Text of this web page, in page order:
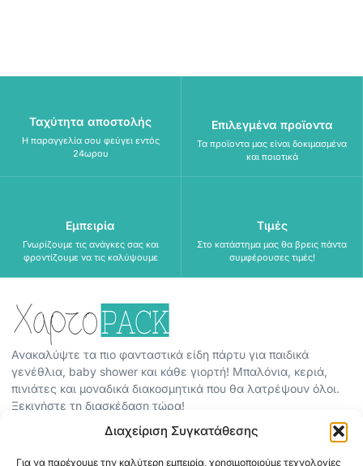
Διαχείριση Συγκατάθεσης
Για να παρέχουμε την καλύτερη εμπειρία, χρησιμοποιούμε τεχνολογίες
Ταχύτητα αποστολής
Η παραγγελία σου φεύγει εντός
24ωρου
Επιλεγμένα προϊοντα
Τα προϊοντα μας είναι δοκιμασμένα
και ποιοτικά
Εμπειρία
Γνωρίζουμε τις ανάγκες σας και
φροντίζουμε να τις καλύψουμε
Τιμές
Στο κατάστημα μας θα βρεις πάντα
συμφέρουσες τιμές!
Ανακαλύψτε τα πιο φανταστικά είδη πάρτυ για παιδικά
γενέθλια, baby shower και κάθε γιορτή! Μπαλόνια, κεριά,
πινιάτες και μοναδικά διακοσμητικά που θα λατρέψουν όλοι.
Ξεκινήστε τη διασκέδαση τώρα!